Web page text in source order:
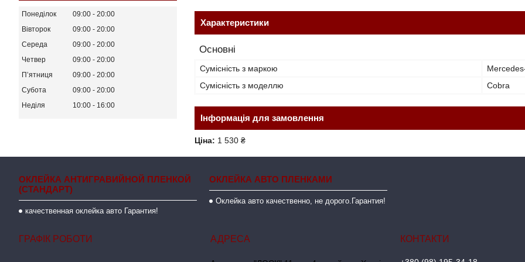
Характеристики
Основні
Сумісність з маркою
Сумісність з моделлю
Cobra
Інформація для замовлення
Ціна: 1 530 ₴
Понеділок 09:00
20:00
Вівторок
09:00
20:00
Середа
09:00
20:00
Четвер
09:00
20:00
Пʼятниця
09:00
20:00
Субота
09:00
20:00
Неділя
10:00 16:00
ОКЛЕЙКА АНТИГРАВИЙНОЙ ПЛЕНКОЙ
(СТАНДАРТ)
качественная оклейка авто Гарантия!
ОКЛЕЙКА АВТО ПЛЕНКАМИ
Оклейка авто качественно, не дорого.Гарантия!
ГРАФІК РОБОТИ